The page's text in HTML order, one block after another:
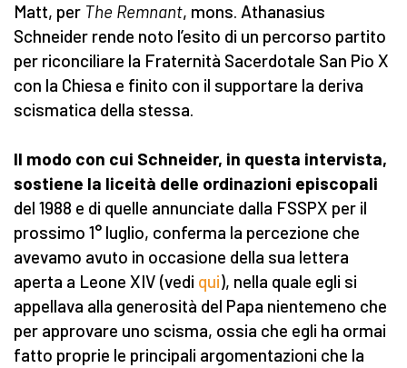
Matt, per The Remnant, mons. Athanasius
Schneider rende noto l’esito di un percorso partito
per riconciliare la Fraternità Sacerdotale San Pio X
con la Chiesa e finito con il supportare la deriva
scismatica della stessa.
Il modo con cui Schneider, in questa intervista,
sostiene la liceità delle ordinazioni episcopali
del 1988 e di quelle annunciate dalla FSSPX per il
prossimo 1° luglio, conferma la percezione che
avevamo avuto in occasione della sua lettera
aperta a Leone XIV (vedi qui), nella quale egli si
appellava alla generosità del Papa nientemeno che
per approvare uno scisma, ossia che egli ha ormai
fatto proprie le principali argomentazioni che la